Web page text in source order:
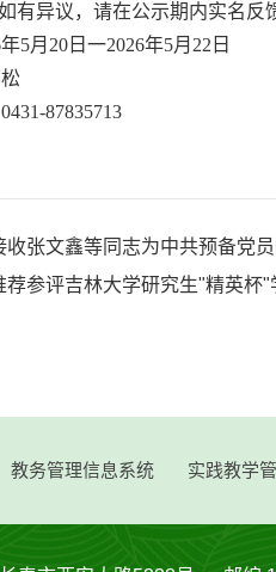
有异议，请在公示期内实名反
5月20日一2026年5月22日
87835713
收张文鑫等同志为中共预备党
荐参评吉林大学研究生"精英
教务管理信息系统 实践教学